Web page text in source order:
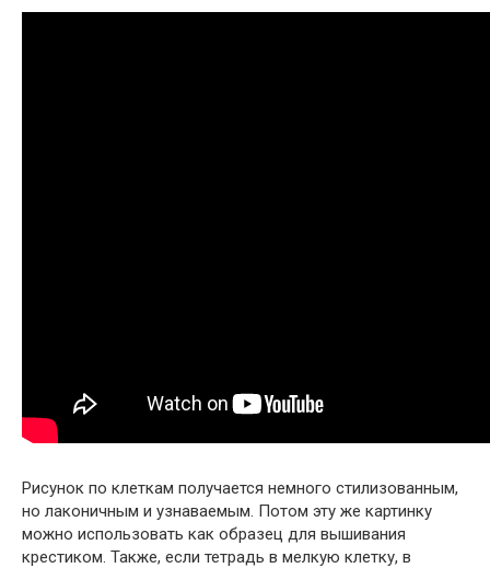
Рисунок по клеткам получается немного стилизованным,
но лаконичным и узнаваемым. Потом эту же картинку
можно использовать как образец для вышивания
крестиком. Также, если тетрадь в мелкую клетку, в